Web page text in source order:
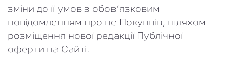
зміни до її умов з обов’язковим
повідомленням про це Покупців, шляхом
розміщення нової редакції Публічної
оферти на Сайті.